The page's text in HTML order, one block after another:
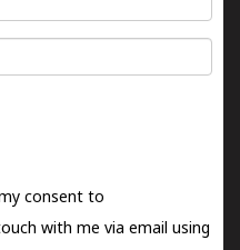
consent to
with me via email using